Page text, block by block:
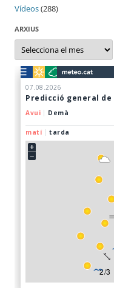
Vídeos(288)
ARXIUS
Arxius